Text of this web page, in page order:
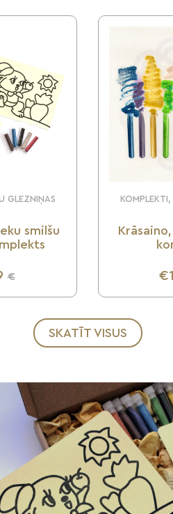
GLEZNIŅAS
smilšu
€
KOMPLEKTI,
SKATĪT VISUS